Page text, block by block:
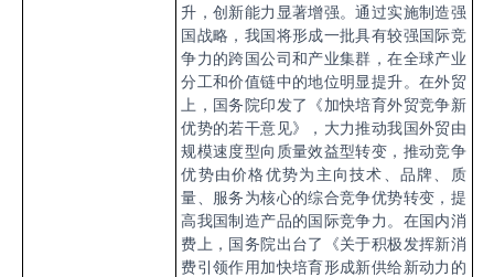
升，创新能力显著增强。通过实施制造强
国战略，我国将形成一批具有较强国际竞
争力的跨国公司和产业集群，在全球产业
分工和价值链中的地位明显提升。在外贸
上，国务院印发了《加快培育外贸竞争新
优势的若干意见》，大力推动我国外贸由
规模速度型向质量效益型转变，推动竞争
优势由价格优势为主向技术、品牌、质
量、服务为核心的综合竞争优势转变，提
高我国制造产品的国际竞争力。在国内消
费上，国务院出台了《关于积极发挥新消
费引领作用加快培育形成新供给新动力的